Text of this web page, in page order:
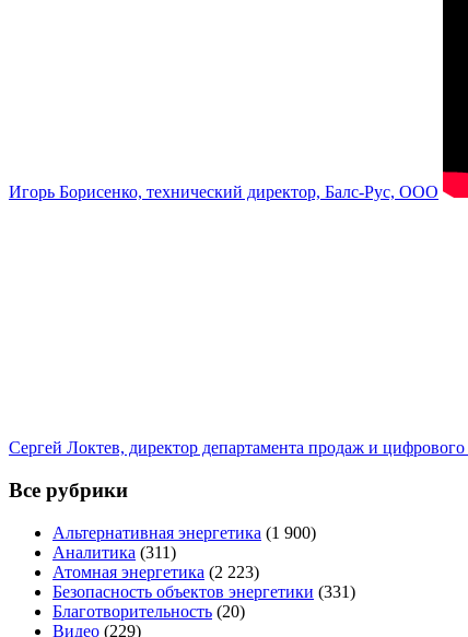
Игорь Борисенко, технический директор, Балс-Рус, ООО
Сергей Локтев, директор департамента продаж и
Все рубрики
Альтернативная энергетика (1 900)
Аналитика (311)
Атомная энергетика (2 223)
Безопасность объектов энергетики (331)
Благотворительность (20)
Видео (229)